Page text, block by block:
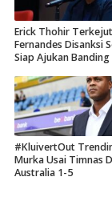
Erick Thohir
Fernandes Disanksi
Siap Ajukan Banding
#KluivertOut
Murka Usai Timnas
Australia 1-5